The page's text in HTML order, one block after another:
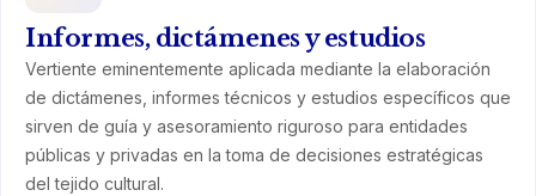
Informes, dictámenes y estudios
Vertiente eminentemente aplicada mediante la elaboración
de dictámenes, informes técnicos y estudios específicos que
sirven de guía y asesoramiento riguroso para entidades
públicas y privadas en la toma de decisiones estratégicas
del tejido cultural.